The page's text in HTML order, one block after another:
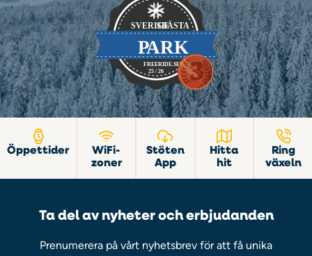
Öppettider
WiFi-
zoner
Stöten
App
Hitta
hit
Ring
växeln
Ta del av nyheter och erbjudanden
Prenumerera på vårt nyhetsbrev för att få unika